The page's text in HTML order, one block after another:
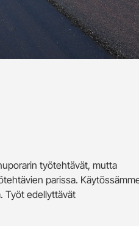
työtehtävät, mutta
parissa.
Työt edellyttävät